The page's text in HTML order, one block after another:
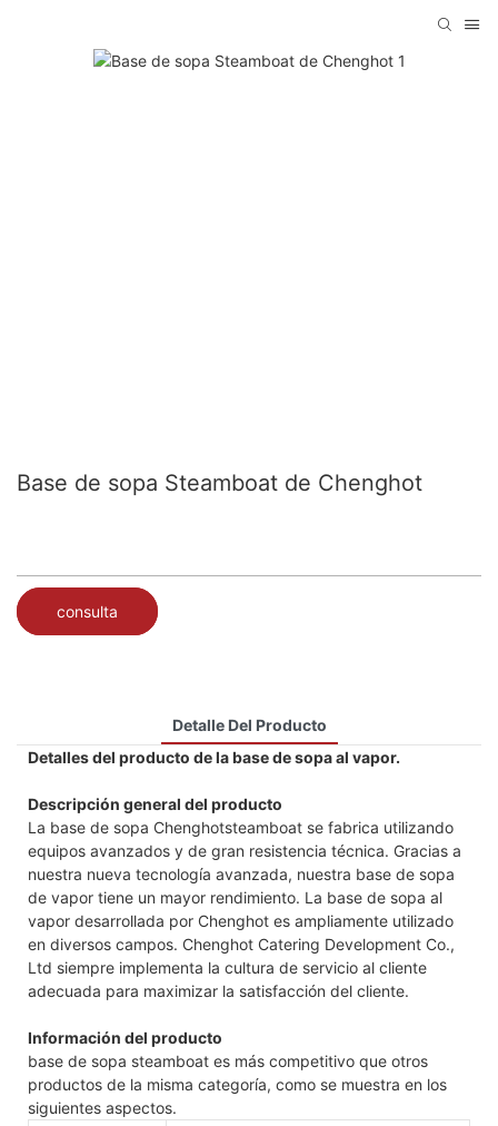
Base de sopa Steamboat de Chenghot
consulta
Detalle Del Producto
Detalles del producto de la base de sopa al vapor.
Descripción general del producto
La base de sopa Chenghotsteamboat se fabrica utilizando
equipos avanzados y de gran resistencia técnica. Gracias a
nuestra nueva tecnología avanzada, nuestra base de sopa
de vapor tiene un mayor rendimiento. La base de sopa al
vapor desarrollada por Chenghot es ampliamente utilizado
en diversos campos. Chenghot Catering Development Co.,
Ltd siempre implementa la cultura de servicio al cliente
adecuada para maximizar la satisfacción del cliente.
Información del producto
base de sopa steamboat es más competitivo que otros
productos de la misma categoría, como se muestra en los
siguientes aspectos.